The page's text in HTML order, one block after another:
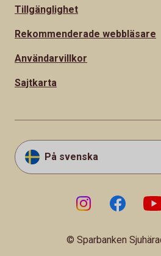
Tillgänglighet
Rekommenderade webbläsare
Användarvillkor
Sajtkarta
På svenska
© Sparbanken